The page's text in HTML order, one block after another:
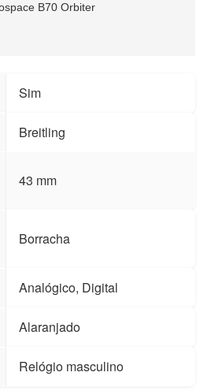
B70 Orbiter
Sim
Breitling
43 mm
Borracha
Analógico, Digital
Alaranjado
Relógio masculino